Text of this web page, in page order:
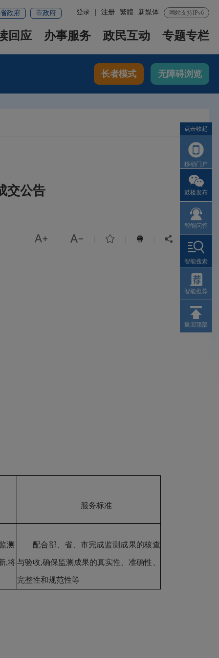
网站支持IPv6
新媒体
繁體
登录 注册
省政府 市政府
回应 办事服务 政民互动 专题专栏
长者模式 无障碍浏览
交公告
    
服务标准
测
,将
配合部、省、市完成监测成果的核查
与验收,确保监测成果的真实性、准确性、
完整性和规范性等
点击收起
移动门户
鼓楼发布
智能问答
智能搜索
智能推荐
返回顶部